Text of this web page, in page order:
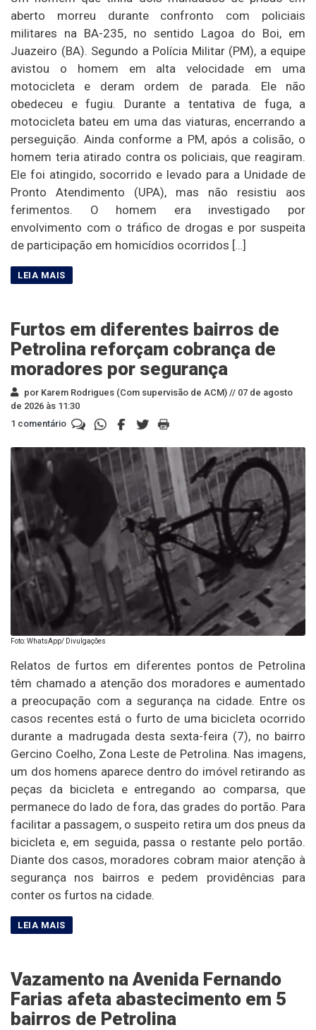
aberto morreu durante confronto com policiais
militares na BA-235, no sentido Lagoa do Boi, em
Juazeiro (BA). Segundo a Polícia Militar (PM), a equipe
avistou o homem em alta velocidade em uma
motocicleta e deram ordem de parada. Ele não
obedeceu e fugiu. Durante a tentativa de fuga, a
motocicleta bateu em uma das viaturas, encerrando a
perseguição. Ainda conforme a PM, após a colisão, o
homem teria atirado contra os policiais, que reagiram.
Ele foi atingido, socorrido e levado para a Unidade de
Pronto Atendimento (UPA), mas não resistiu aos
ferimentos. O homem era investigado por
envolvimento com o tráfico de drogas e por suspeita
de participação em homicídios ocorridos […]
Furtos em diferentes bairros de
Petrolina reforçam cobrança de
moradores por segurança
por Karem Rodrigues (Com supervisão de ACM) // 07 de agosto
de 2026 às 11:30
1 comentário
Foto: WhatsApp/ Divulgações
Relatos de furtos em diferentes pontos de Petrolina
têm chamado a atenção dos moradores e aumentado
a preocupação com a segurança na cidade. Entre os
casos recentes está o furto de uma bicicleta ocorrido
durante a madrugada desta sexta-feira (7), no bairro
Gercino Coelho, Zona Leste de Petrolina. Nas imagens,
um dos homens aparece dentro do imóvel retirando as
peças da bicicleta e entregando ao comparsa, que
permanece do lado de fora, das grades do portão. Para
facilitar a passagem, o suspeito retira um dos pneus da
bicicleta e, em seguida, passa o restante pelo portão.
Diante dos casos, moradores cobram maior atenção à
segurança nos bairros e pedem providências para
conter os furtos na cidade.
Vazamento na Avenida Fernando
Farias afeta abastecimento em 5
bairros de Petrolina